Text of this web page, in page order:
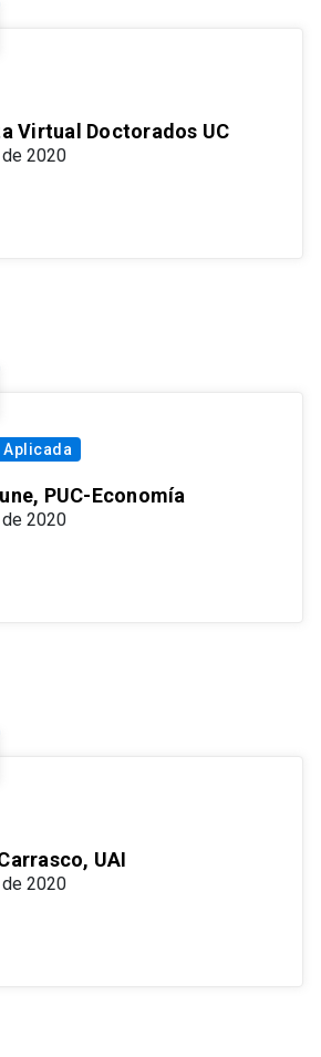
Virtual Doctorados UC
2020
PUC-Economía
2020
UAI
2020